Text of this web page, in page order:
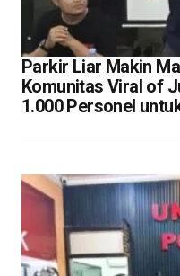
Parkir Liar Makin
Komunitas Viral of
1.000 Personel